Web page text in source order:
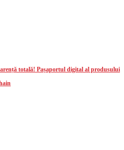
totală! Pașaportul digital al produsului